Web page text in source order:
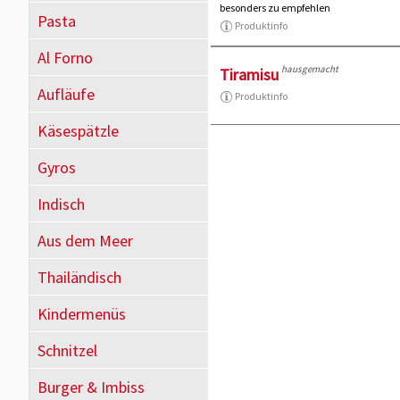
Pasta
Al Forno
Aufläufe
Käsespätzle
Gyros
Indisch
Aus dem Meer
Thailändisch
Kindermenüs
Schnitzel
Burger & Imbiss
besonders zu empfehlen
Produktinfo
Tiramisu hausgemacht
Produktinfo